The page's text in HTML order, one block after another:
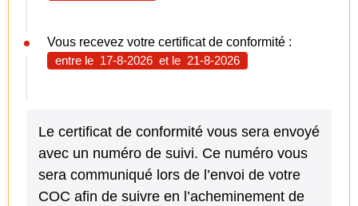
Vous recevez votre certificat de conformité :
entre le 17-8-2026et le 21-8-2026
Le certificat de conformité vous sera envoyé
avec un numéro de suivi. Ce numéro vous
sera communiqué lors de l’envoi de votre
COC afin de suivre en l’acheminement de